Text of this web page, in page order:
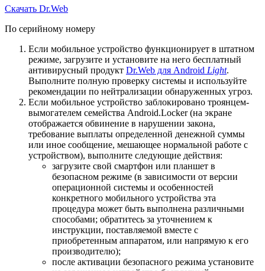
Скачать Dr.Web
По серийному номеру
Если мобильное устройство функционирует в штатном
режиме, загрузите и установите на него бесплатный
антивирусный продукт Dr.Web для Android Light.
Выполните полную проверку системы и используйте
рекомендации по нейтрализации обнаруженных угроз.
Если мобильное устройство заблокировано троянцем-
вымогателем семейства Android.Locker (на экране
отображается обвинение в нарушении закона,
требование выплаты определенной денежной суммы
или иное сообщение, мешающее нормальной работе с
устройством), выполните следующие действия:
загрузите свой смартфон или планшет в
безопасном режиме (в зависимости от версии
операционной системы и особенностей
конкретного мобильного устройства эта
процедура может быть выполнена различными
способами; обратитесь за уточнением к
инструкции, поставляемой вместе с
приобретенным аппаратом, или напрямую к его
производителю);
после активации безопасного режима установите